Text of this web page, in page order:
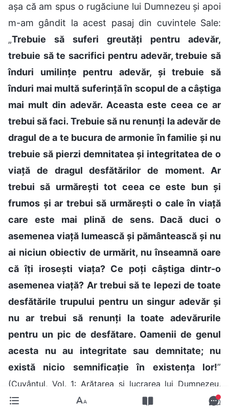
așa că am spus o rugăciune lui Dumnezeu și apoi
m-am gândit la acest pasaj din cuvintele Sale:
„Trebuie să suferi greutăți pentru adevăr,
trebuie să te sacrifici pentru adevăr, trebuie să
înduri umilințe pentru adevăr, și trebuie să
înduri mai multă suferință în scopul de a câștiga
mai mult din adevăr. Aceasta este ceea ce ar
trebui să faci. Trebuie să nu renunți la adevăr de
dragul de a te bucura de armonie în familie și nu
trebuie să pierzi demnitatea și integritatea de o
viață de dragul desfătărilor de moment. Ar
trebui să urmărești tot ceea ce este bun și
frumos și ar trebui să urmărești o cale în viață
care este mai plină de sens. Dacă duci o
asemenea viață lumească și pământească și nu
ai niciun obiectiv de urmărit, nu înseamnă oare
că îți irosești viața? Ce poți câștiga dintr-o
asemenea viață? Ar trebui să te lepezi de toate
desfătările trupului pentru un singur adevăr și
nu ar trebui să renunți la toate adevărurile
pentru un pic de desfătare. Oamenii de genul
acesta nu au integritate sau demnitate; nu
există nicio semnificație în existența lor!”
(Cuvântul, Vol. 1: Arătarea și lucrarea lui Dumnezeu,
„Experiențele lui Petru: cunoașterea sa despre